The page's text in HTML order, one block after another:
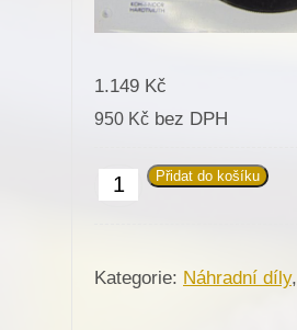
1.149 Kč
950 Kč bez DPH
Vačka
dírkovací
Přidat do košíku
Kategorie: Náhradní díly,